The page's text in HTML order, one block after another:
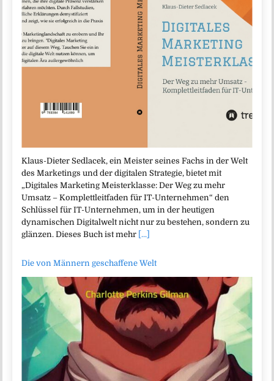
Klaus-Dieter Sedlacek, ein Meister seines Fachs in der Welt
des Marketings und der digitalen Strategie, bietet mit
„Digitales Marketing Meisterklasse: Der Weg zu mehr
Umsatz – Komplettleitfaden für IT-Unternehmen“ den
Schlüssel für IT-Unternehmen, um in der heutigen
dynamischen Digitalwelt nicht nur zu bestehen, sondern zu
glänzen. Dieses Buch ist mehr [...]
Die von Männern geschaffene Welt